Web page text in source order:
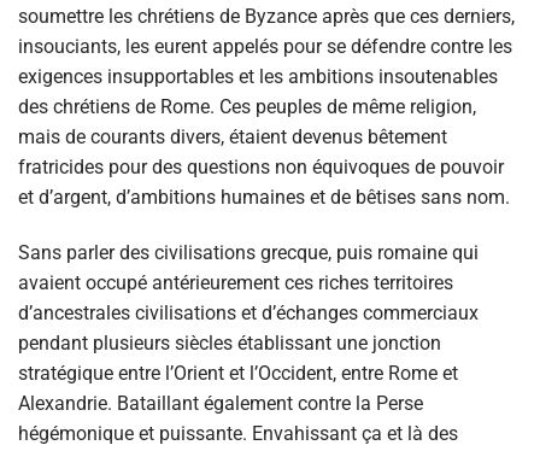
soumettre les chrétiens de Byzance après que ces derniers,
insouciants, les eurent appelés pour se défendre contre les
exigences insupportables et les ambitions insoutenables
des chrétiens de Rome. Ces peuples de même religion,
mais de courants divers, étaient devenus bêtement
fratricides pour des questions non équivoques de pouvoir
et d’argent, d’ambitions humaines et de bêtises sans nom.
Sans parler des civilisations grecque, puis romaine qui
avaient occupé antérieurement ces riches territoires
d’ancestrales civilisations et d’échanges commerciaux
pendant plusieurs siècles établissant une jonction
stratégique entre l’Orient et l’Occident, entre Rome et
Alexandrie. Bataillant également contre la Perse
hégémonique et puissante. Envahissant ça et là des